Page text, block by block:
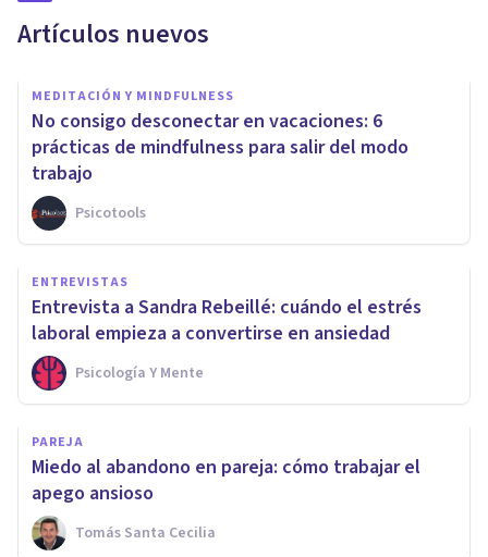
Artículos nuevos
MEDITACIÓN Y MINDFULNESS
No consigo desconectar en vacaciones: 6
prácticas de mindfulness para salir del modo
trabajo
Psicotools
ENTREVISTAS
Entrevista a Sandra Rebeillé: cuándo el estrés
laboral empieza a convertirse en ansiedad
Psicología Y Mente
PAREJA
Miedo al abandono en pareja: cómo trabajar el
apego ansioso
Tomás Santa Cecilia